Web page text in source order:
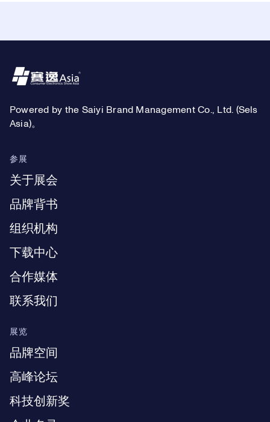
Footer
Powered by the Saiyi Brand Management Co., Ltd. (Sels
Asia)。
参展
关于展会
品牌背书
组织机构
下载中心
合作媒体
联系我们
展览
品牌空间
高峰论坛
科技创新奖